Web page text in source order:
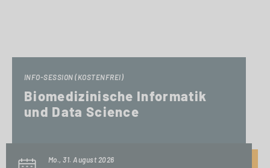
INFO-SESSION (KOSTENFREI)
Biomedizinische Informatik
und Data Science
Mo., 31. August 2026